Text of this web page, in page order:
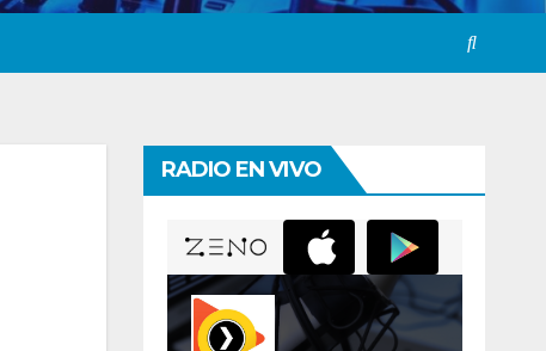
RADIO EN VIVO